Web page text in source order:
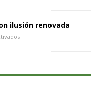
ilusión renovada